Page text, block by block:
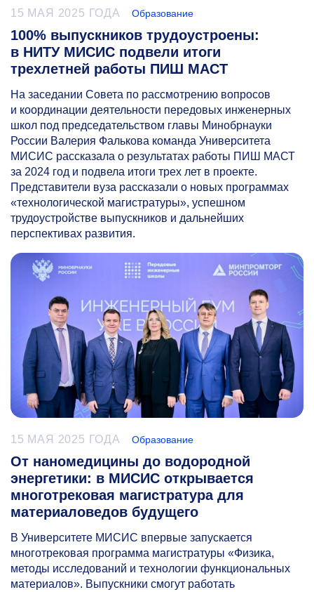
15 МАЯ 2025 ГОДА Образование
100% выпускников трудоустроены:
в НИТУ МИСИС подвели итоги
трехлетней работы ПИШ МАСТ
На заседании Совета по рассмотрению вопросов
и координации деятельности передовых инженерных
школ под председательством главы Минобрнауки
России Валерия Фалькова команда Университета
МИСИС рассказала о результатах работы ПИШ МАСТ
за 2024 год и подвела итоги трех лет в проекте.
Представители вуза рассказали о новых программах
«технологической магистратуры», успешном
трудоустройстве выпускников и дальнейших
перспективах развития.
15 МАЯ 2025 ГОДА Образование
От наномедицины до водородной
энергетики: в МИСИС открывается
многотрековая магистратура для
материаловедов будущего
В Университете МИСИС впервые запускается
многотрековая программа магистратуры «Физика,
методы исследований и технологии функциональных
материалов». Выпускники смогут работать